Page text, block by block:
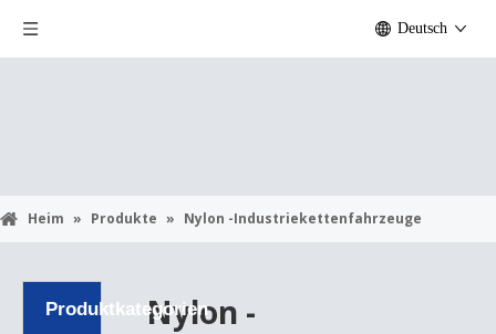
Deutsch
Heim » Produkte » Nylon -Industriekettenfahrzeuge
Produktkategorien
Nylon -